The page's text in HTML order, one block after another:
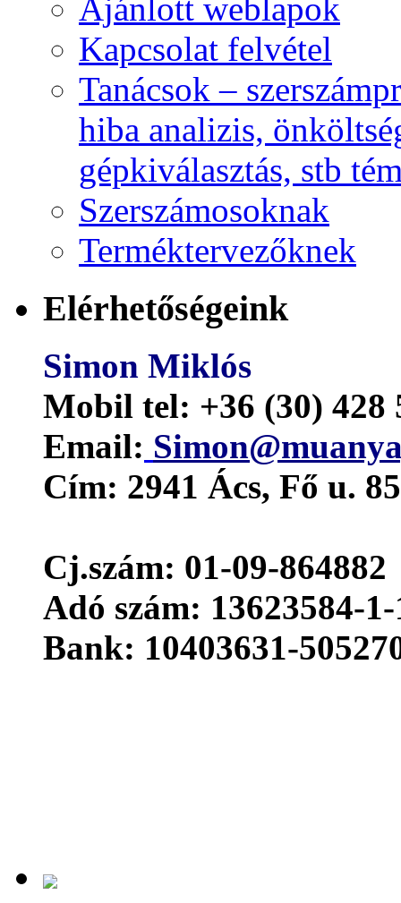
Ajánlott weblapok
Kapcsolat felvétel
Tanácsok –
hiba analizis,
gépkiválasztás, stb
Szerszámosoknak
Terméktervezőknek
Elérhetőségeink
Simon Miklós
Mobil tel: +36 (30) 428
Email:
Cím: 2941 Ács, Fő u.
Cj.szám: 01-09-864882
Adó szám: 13623584-1-
Bank: 10403631-